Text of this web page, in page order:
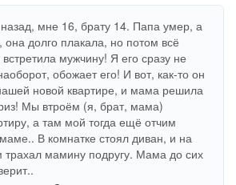
мне 16, брату 14. Папа умер, а
она долго плакала, но потом всё
мужчину! Я его сразу не
обожает его! И вот, как-то он
новой квартире, и мама решила
Мы втроём (я, брат, мама)
а там мой тогда ещё отчим
В комнатке стоял диван, и на
трахал мамину подругу. Мама до сих